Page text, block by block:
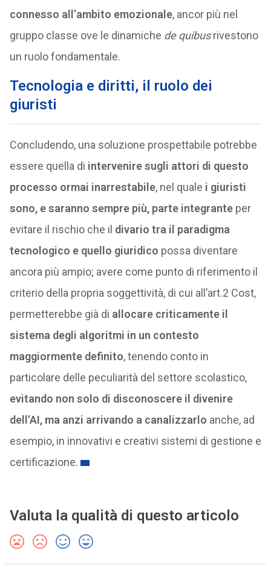
connesso all’ambito emozionale, ancor più nel
gruppo classe ove le dinamiche de quibusrivestono
un ruolo fondamentale.
Tecnologia e diritti, il ruolo dei
giuristi
Concludendo, una soluzione prospettabile potrebbe
essere quella di intervenire sugli attori di questo
processo ormai inarrestabile, nel quale i giuristi
sono, e saranno sempre più, parte integranteper
evitare il rischio che il divario tra il paradigma
tecnologico e quello giuridico possa diventare
ancora più ampio; avere come punto di riferimento il
criterio della propria soggettività, di cui all’art.2 Cost,
permetterebbe già di allocare criticamente il
sistema degli algoritmi in un contesto
maggiormente definito, tenendo conto in
particolare delle peculiarità del settore scolastico,
evitando non solo di disconoscere il divenire
dell’AI, ma anzi arrivando a canalizzarlo anche, ad
esempio, in innovativi e creativi sistemi di gestione e
certificazione.
Valuta la qualità di questo articolo